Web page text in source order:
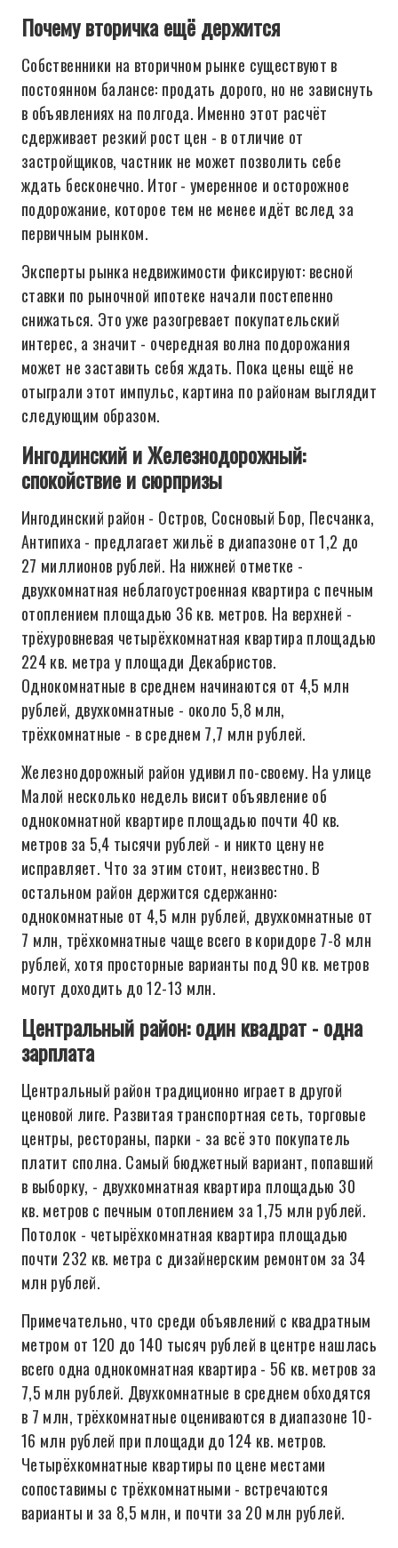
Почему вторичка ещё держится
Собственники на вторичном рынке существуют в
постоянном балансе: продать дорого, но не зависнуть
в объявлениях на полгода. Именно этот расчёт
сдерживает резкий рост цен - в отличие от
застройщиков, частник не может позволить себе
ждать бесконечно. Итог - умеренное и осторожное
подорожание, которое тем не менее идёт вслед за
первичным рынком.
Эксперты рынка недвижимости фиксируют: весной
ставки по рыночной ипотеке начали постепенно
снижаться. Это уже разогревает покупательский
интерес, а значит - очередная волна подорожания
может не заставить себя ждать. Пока цены ещё не
отыграли этот импульс, картина по районам выглядит
следующим образом.
Ингодинский и Железнодорожный:
спокойствие и сюрпризы
Ингодинский район - Остров, Сосновый Бор, Песчанка,
Антипиха - предлагает жильё в диапазоне от 1,2 до
27 миллионов рублей. На нижней отметке -
двухкомнатная неблагоустроенная квартира с печным
отоплением площадью 36 кв. метров. На верхней -
трёхуровневая четырёхкомнатная квартира площадью
224 кв. метра у площади Декабристов.
Однокомнатные в среднем начинаются от 4,5 млн
рублей, двухкомнатные - около 5,8 млн,
трёхкомнатные - в среднем 7,7 млн рублей.
Железнодорожный район удивил по-своему. На улице
Малой несколько недель висит объявление об
однокомнатной квартире площадью почти 40 кв.
метров за 5,4 тысячи рублей - и никто цену не
исправляет. Что за этим стоит, неизвестно. В
остальном район держится сдержанно:
однокомнатные от 4,5 млн рублей, двухкомнатные от
7 млн, трёхкомнатные чаще всего в коридоре 7-8 млн
рублей, хотя просторные варианты под 90 кв. метров
могут доходить до 12-13 млн.
Центральный район: один квадрат - одна
зарплата
Центральный район традиционно играет в другой
ценовой лиге. Развитая транспортная сеть, торговые
центры, рестораны, парки - за всё это покупатель
платит сполна. Самый бюджетный вариант, попавший
в выборку, - двухкомнатная квартира площадью 30
кв. метров с печным отоплением за 1,75 млн рублей.
Потолок - четырёхкомнатная квартира площадью
почти 232 кв. метра с дизайнерским ремонтом за 34
млн рублей.
Примечательно, что среди объявлений с квадратным
метром от 120 до 140 тысяч рублей в центре нашлась
всего одна однокомнатная квартира - 56 кв. метров за
7,5 млн рублей. Двухкомнатные в среднем обходятся
в 7 млн, трёхкомнатные оцениваются в диапазоне 10-
16 млн рублей при площади до 124 кв. метров.
Четырёхкомнатные квартиры по цене местами
сопоставимы с трёхкомнатными - встречаются
варианты и за 8,5 млн, и почти за 20 млн рублей.